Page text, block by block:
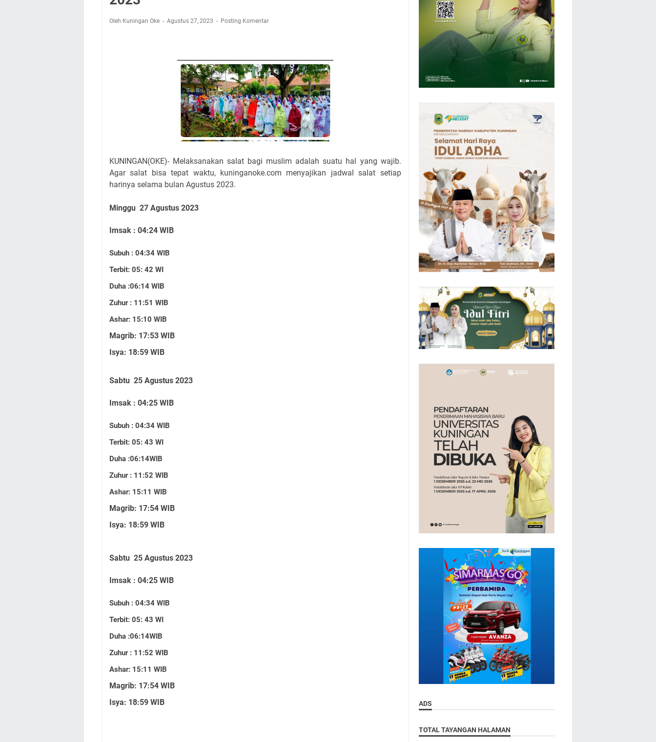
Kamuning Salurakan 12 Ribu Liter
Info Sembako di Pasar Kepuh Kuningan Kamis 6 Agustus 2026, Daging Naik, Telur Turun
Agenda Kegiatan Bupati Kuningan Jumat 7 Agustus 2026 Ada Tiga, Tapi yang Bakal Dihadiri
Hanya Satu
Oleh Kuningan Oke Agustus 27, 2023 Posting Komentar
KUNINGAN(OKE)- Melaksanakan salat bagi muslim adalah suatu hal yang wajib.
Agar salat bisa tepat waktu, kuninganoke.com menyajikan jadwal salat setiap
harinya selama bulan Agustus 2023.
Minggu 27 Agustus 2023
Imsak : 04:24 WIB
Subuh : 04:34 WIB
Terbit: 05: 42 WI
Duha :06:14 WIB
Zuhur : 11:51 WIB
Ashar: 15:10 WIB
Magrib: 17:53 WIB
Isya: 18:59 WIB
Sabtu 25 Agustus 2023
Imsak : 04:25 WIB
Subuh : 04:34 WIB
Terbit: 05: 43 WI
Duha :06:14WIB
Zuhur : 11:52 WIB
Ashar: 15:11 WIB
Magrib: 17:54 WIB
Isya: 18:59 WIB
Sabtu 25 Agustus 2023
Imsak : 04:25 WIB
Subuh : 04:34 WIB
Terbit: 05: 43 WI
Duha :06:14WIB
Zuhur : 11:52 WIB
Ashar: 15:11 WIB
Magrib: 17:54 WIB
Isya: 18:59 WIB
ADS
TOTAL TAYANGAN HALAMAN